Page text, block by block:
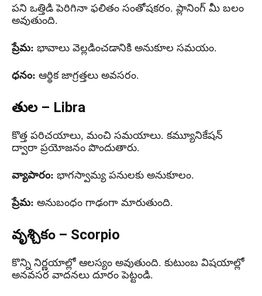
పని ఒత్తిడి పెరిగినా ఫలితం సంతోషకరం. ప్లానింగ్ మీ బలం
అవుతుంది.
ప్రేమ: భావాలు వెల్లడించడానికి అనుకూల సమయం.
ధనం: ఆర్థిక జాగ్రత్తలు అవసరం.
తుల – Libra
కొత్త పరిచయాలు, మంచి సమయాలు. కమ్యూనికేషన్
ద్వారా ప్రయోజనం పొందుతారు.
వ్యాపారం: భాగస్వామ్య పనులకు అనుకూలం.
ప్రేమ: అనుబంధం గాఢంగా మారుతుంది.
వృశ్చికం – Scorpio
కొన్ని నిర్ణయాల్లో ఆలస్యం అవుతుంది. కుటుంబ విషయాల్లో
అనవసర వాదనలు దూరం పెట్టండి.